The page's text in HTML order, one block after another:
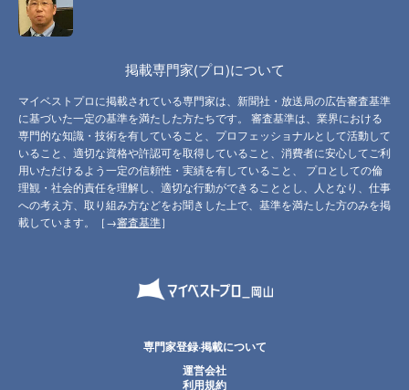
掲載専門家(プロ)について
マイベストプロに掲載されている専門家は、新聞社・放送局の広告審査基準
に基づいた一定の基準を満たした方たちです。 審査基準は、業界における
専門的な知識・技術を有していること、プロフェッショナルとして活動して
いること、適切な資格や許認可を取得していること、消費者に安心してご利
用いただけるよう一定の信頼性・実績を有していること、 プロとしての倫
理観・社会的責任を理解し、適切な行動ができることとし、人となり、仕事
への考え方、取り組み方などをお聞きした上で、基準を満たした方のみを掲
載しています。［→審査基準］
専門家登録·掲載について
運営会社
利用規約